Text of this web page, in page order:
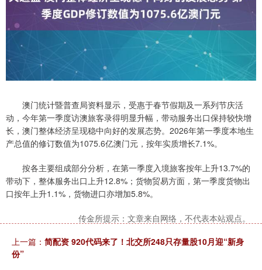
澳门统计暨普查局资料显示，受惠于春节假期及一系列节庆活
动，今年第一季度访澳旅客录得明显升幅，带动服务出口保持较快增
长，澳门整体经济呈现稳中向好的发展态势。2026年第一季度本地生
产总值的修订数值为1075.6亿澳门元，按年实质增长7.1%。
按各主要组成部分分析，在第一季度入境旅客按年上升13.7%的
带动下，整体服务出口上升12.8%；货物贸易方面，第一季度货物出
口按年上升1.1%，货物进口亦增加5.8%。
传金所提示：文章来自网络，不代表本站观点。
上一篇： 简配资 920代码来了！北交所248只存量股10月迎“新身
份”